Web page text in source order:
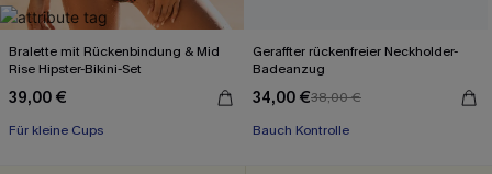
Bralette mit Rückenbindung & Mid
Rise Hipster-Bikini-Set
39,00 €
Für kleine Cups
Geraffter rückenfreier Neckholder-
Badeanzug
34,00 €38,00 €
Bauch Kontrolle